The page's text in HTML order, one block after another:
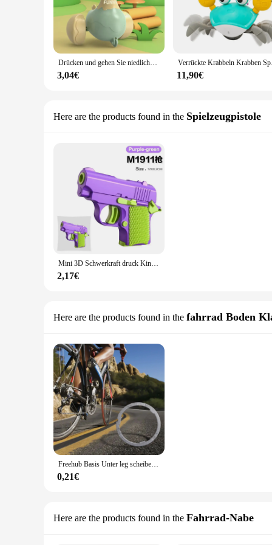
Drücken und gehen Sie niedlichen Enten auto Lernspiel zeug für Jungen & Mädchen ziehen Autos zurück Babys pielzeug für Kleinkinder Cartoon lernen, Spielzeug zu krabbeln
3,04€
Verrückte
11,90€
Here are the products found in the Spielzeugpistole
Mini 3D Schwerkraft druck Kinderspiel zeug Pistolen Modell Zappeln Spielzeug für Kinder Erwachsene Stress abbau Spielzeug Kinder Dekompression Geschenk
2,17€
Here are the products found in the fahrrad Boden
Freehub Basis Unter leg scheibe Dichtung xd Schwungrad xdr Freehub Basis Paket Inhalt starke Kompatibilität Gewicht Aluminium legierung
0,21€
Here are the products found in the Fahrrad-Nabe